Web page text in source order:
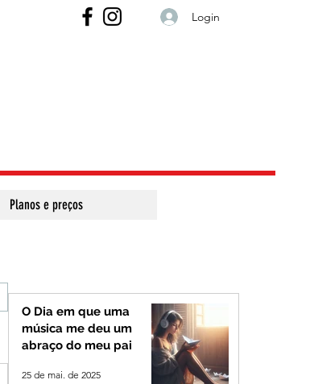
Login
Planos e preços
O Dia em que uma
música me deu um
abraço do meu pai
25 de mai. de 2025